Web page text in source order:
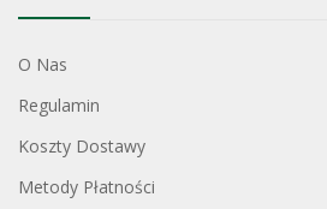
O Nas
Regulamin
Koszty Dostawy
Metody Płatności